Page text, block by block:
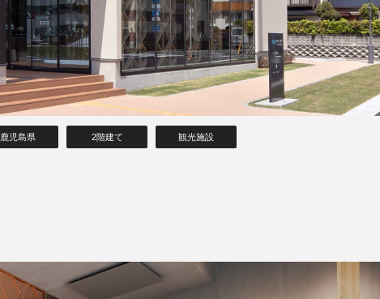
観光施設
2階建て
鹿児島県